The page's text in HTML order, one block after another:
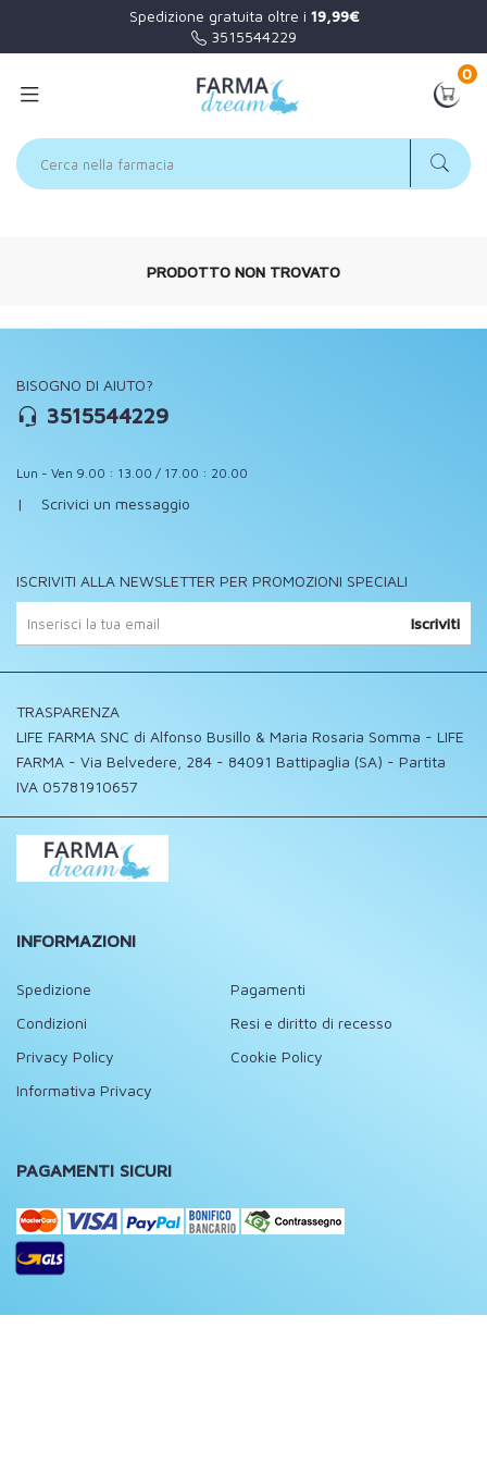
Spedizione gratuita oltre i 19,99€
3515544229
0
PRODOTTO NON TROVATO
BISOGNO DI AIUTO?
3515544229
Lun - Ven 9.00 : 13.00 / 17.00 : 20.00
| Scrivici un messaggio
ISCRIVITI ALLA NEWSLETTER PER PROMOZIONI SPECIALI
Iscriviti
TRASPARENZA
LIFE FARMA SNC di Alfonso Busillo & Maria Rosaria Somma - LIFE
FARMA - Via Belvedere, 284 - 84091 Battipaglia (SA) - Partita
IVA 05781910657
INFORMAZIONI
Spedizione
Pagamenti
Condizioni
Resi e diritto di recesso
Privacy Policy
Cookie Policy
Informativa Privacy
PAGAMENTI SICURI